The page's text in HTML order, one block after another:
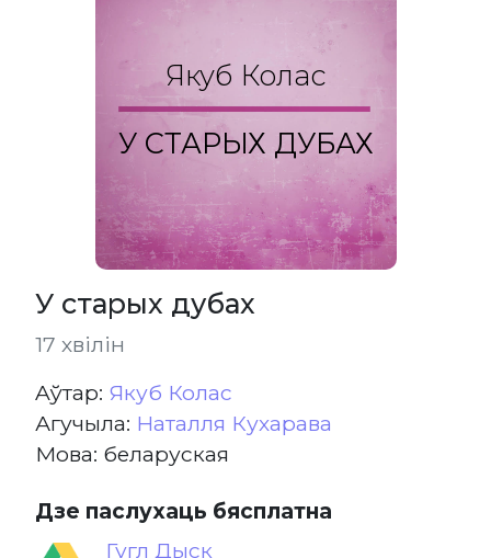
Якуб Колас
У СТАРЫХ ДУБАХ
У старых дубах
17 хвілін
Aўтар: Якуб Колас
Агучыла: Наталля Кухарава
Мова: беларуская
Дзе паслухаць бясплатна
Гугл Дыск